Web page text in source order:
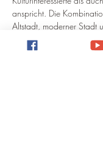
anspricht. Die
Altstadt, moderner Stadt
Natur macht Toulouse
Reiseziel.